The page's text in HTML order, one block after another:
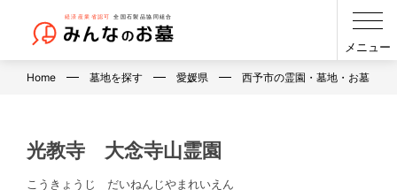
メニュー
Home 墓地を探す 愛媛県 西予市の霊園・墓地・お墓
光教寺 大念寺山霊園
こうきょうじ だいねんじやまれいえん